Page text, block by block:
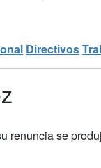
Directivos
renuncia se